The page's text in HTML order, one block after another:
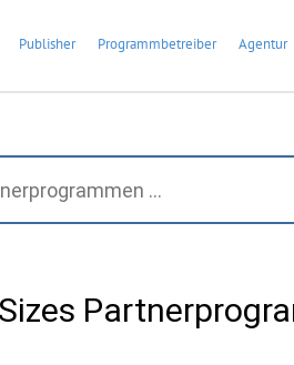
Publisher Programmbetreiber Agentur